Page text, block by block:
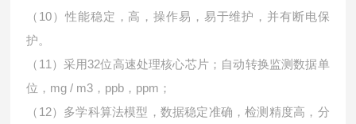
（10）性能稳定，高，操作易，易于维护，并有断电保
护。
（11）采用32位高速处理核心芯片；自动转换监测数据单
位，mg / m3，ppb，ppm；
（12）多学科算法模型，数据稳定准确，检测精度高，分